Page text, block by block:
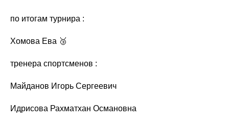
по итогам турнира :
Хомова Ева 🥉
тренера спортсменов :
Майданов Игорь Сергеевич
Идрисова Рахматхан Османовна